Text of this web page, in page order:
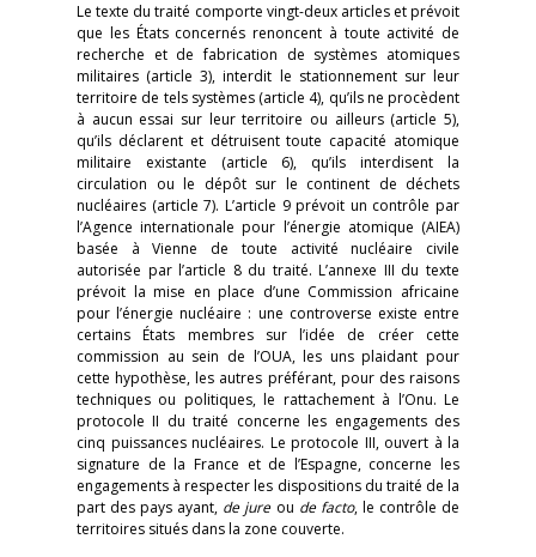
Le texte du traité comporte vingt-deux articles et prévoit
que les États concernés renoncent à toute activité de
recherche et de fabrication de systèmes atomiques
militaires (article 3), interdit le stationnement sur leur
territoire de tels systèmes (article 4), qu’ils ne procèdent
à aucun essai sur leur territoire ou ailleurs (article 5),
qu’ils déclarent et détruisent toute capacité atomique
militaire existante (article 6), qu’ils interdisent la
circulation ou le dépôt sur le continent de déchets
nucléaires (article 7). L’article 9 prévoit un contrôle par
l’Agence internationale pour l’énergie atomique (AIEA)
basée à Vienne de toute activité nucléaire civile
autorisée par l’article 8 du traité. L’annexe III du texte
prévoit la mise en place d’une Commission africaine
pour l’énergie nucléaire : une controverse existe entre
certains États membres sur l’idée de créer cette
commission au sein de l’OUA, les uns plaidant pour
cette hypothèse, les autres préférant, pour des raisons
techniques ou politiques, le rattachement à l’Onu. Le
protocole II du traité concerne les engagements des
cinq puissances nucléaires. Le protocole III, ouvert à la
signature de la France et de l’Espagne, concerne les
engagements à respecter les dispositions du traité de la
part des pays ayant, de jureou de facto, le contrôle de
territoires situés dans la zone couverte.